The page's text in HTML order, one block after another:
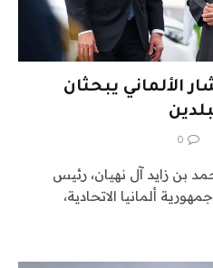
الألماني يبحثان
0
زايد آل نهيان، رئيس
ألمانيا الاتحادية،